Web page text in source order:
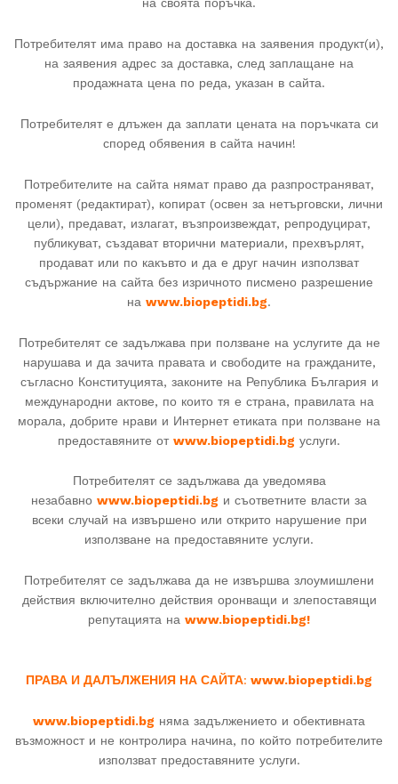
на своята поръчка.
Потребителят има право на доставка на заявения продукт(и),
на заявения адрес за доставка, след заплащане на
продажната цена по реда, указан в сайта.
Потребителят е длъжен да заплати цената на поръчката си
според обявения в сайта начин!
Потребителите на сайта нямат право да разпространяват,
променят (редактират), копират (освен за нетърговски, лични
цели), предават, излагат, възпроизвеждат, репродуцират,
публикуват, създават вторични материали, прехвърлят,
продават или по какъвто и да е друг начин използват
съдържание на сайта без изричното писмено разрешение
на www.biopeptidi.bg.
Потребителят се задължава при ползване на услугите да не
нарушава и да зачита правата и свободите на гражданите,
съгласно Конституцията, законите на Република България и
международни актове, по които тя е страна, правилата на
морала, добрите нрави и Интернет етиката при ползване на
предоставяните от www.biopeptidi.bg услуги.
Потребителят се задължава да уведомява
незабавно www.biopeptidi.bg и съответните власти за
всеки случай на извършено или открито нарушение при
използване на предоставяните услуги.
Потребителят се задължава да не извършва злоумишлени
действия включително действия оронващи и злепоставящи
репутацията на www.biopeptidi.bg!
ПРАВА И ДАЛЪЛЖЕНИЯ НА САЙТА: www.biopeptidi.bg
www.biopeptidi.bg няма задължението и обективната
възможност и не контролира начина, по който потребителите
използват предоставяните услуги.